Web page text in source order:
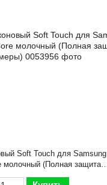
Soft Touch для Samsung
молочный (Полная защита